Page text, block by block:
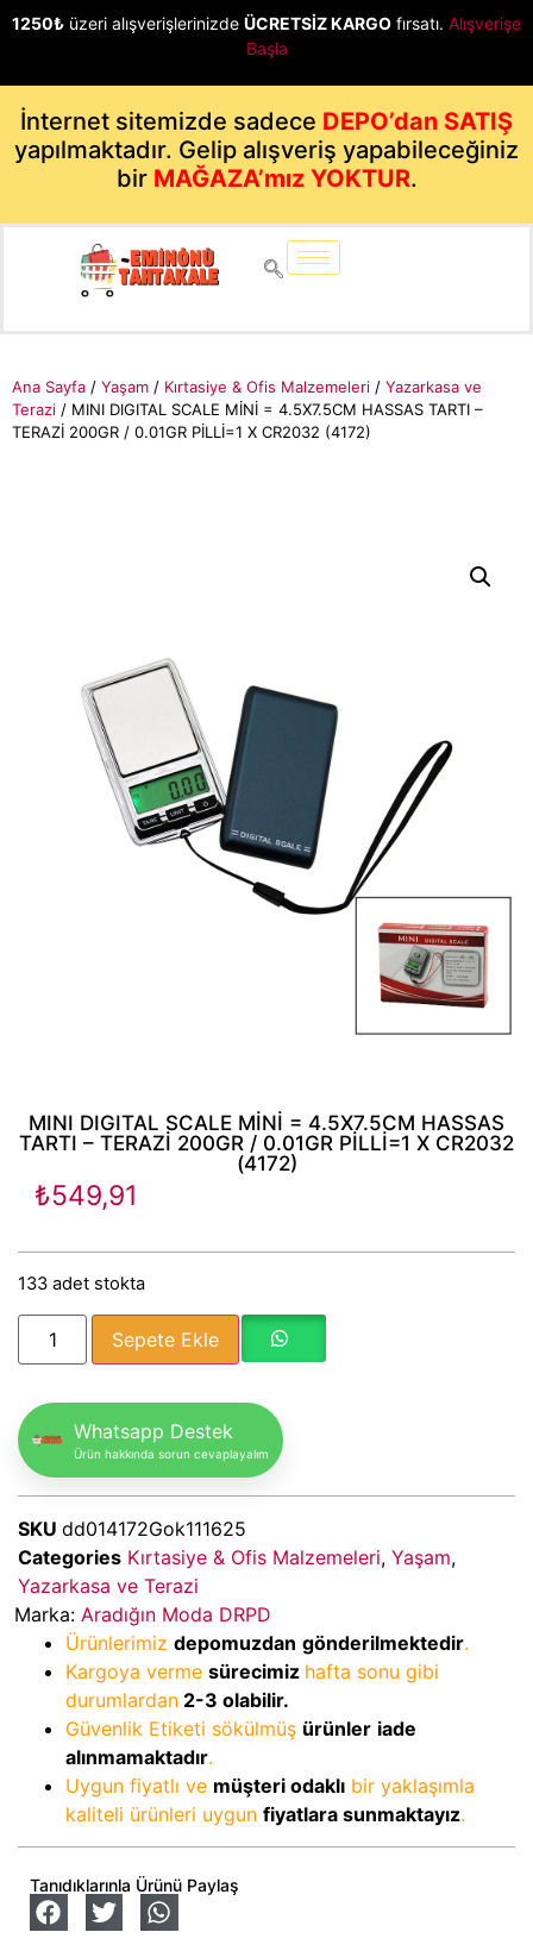
1250₺ üzeri alışverişlerinizde ÜCRETSİZ KARGO fırsatı. Alışverişe
Başla
İnternet sitemizde sadece DEPO’dan SATIŞ
yapılmaktadır. Gelip alışveriş yapabileceğiniz
bir MAĞAZA’mız YOKTUR.
Ana Sayfa / Yaşam / Kırtasiye & Ofis Malzemeleri / Yazarkasa ve
Terazi / MINI DIGITAL SCALE MİNİ = 4.5X7.5CM HASSAS TARTI –
TERAZİ 200GR / 0.01GR PİLLİ=1 X CR2032 (4172)
MINI DIGITAL SCALE MİNİ = 4.5X7.5CM HASSAS
TARTI – TERAZİ 200GR / 0.01GR PİLLİ=1 X CR2032
(4172)
₺549,91
133 adet stokta
Sepete Ekle
Whatsapp Destek
Ürün hakkında sorun cevaplayalım
SKU dd014172Gok111625
Categories Kırtasiye & Ofis Malzemeleri, Yaşam,
Yazarkasa ve Terazi
Marka: Aradığın Moda DRPD
Ürünlerimiz depomuzdan gönderilmektedir.
Kargoya verme sürecimiz hafta sonu gibi
durumlardan 2-3 olabilir.
Güvenlik Etiketi sökülmüş ürünler iade
alınmamaktadır.
Uygun fiyatlı ve müşteri odaklı bir yaklaşımla
kaliteli ürünleri uygun fiyatlara sunmaktayız.
Tanıdıklarınla Ürünü Paylaş